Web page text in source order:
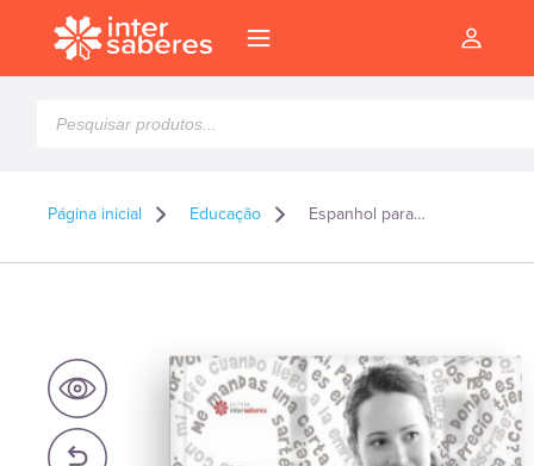
produtos
Página inicial Educação Espanhol para negócios